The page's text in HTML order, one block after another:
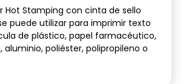
Hot Stamping con cinta de sello
puede utilizar para imprimir texto
de plástico, papel farmacéutico,
aluminio, poliéster, polipropileno o